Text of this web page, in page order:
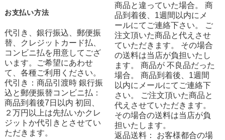
お支払い方法
代引き、銀行振込、郵便振
替、クレジットカード払、
コンビニ払を用意してござ
います。ご希望にあわせ
て、各種ご利用ください。
代引き：商品引渡時 銀行振
込と郵便振替コンビニ払：
商品到着後7日以内 初回、
２万円以上は先払いかクレ
ジットか代引きとさせてい
ただきます。
商品と違っていた場合。 商
品到着後、1週間以内にメ
ールにてご連絡下さい。 ご
注文頂いた商品と代えさせ
ていただきます。 その場合
の送料は当店が負担いたし
ます。 商品が 不良品だった
場合。 商品到着後、1週間
以内にメールにてご連絡下
さい。 ご注文頂いた商品と
代えさせていただきます。
その場合の送料は当店が負
担いたします。
返品送料： お客様都合の場